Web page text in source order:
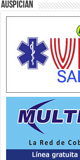
Auspician